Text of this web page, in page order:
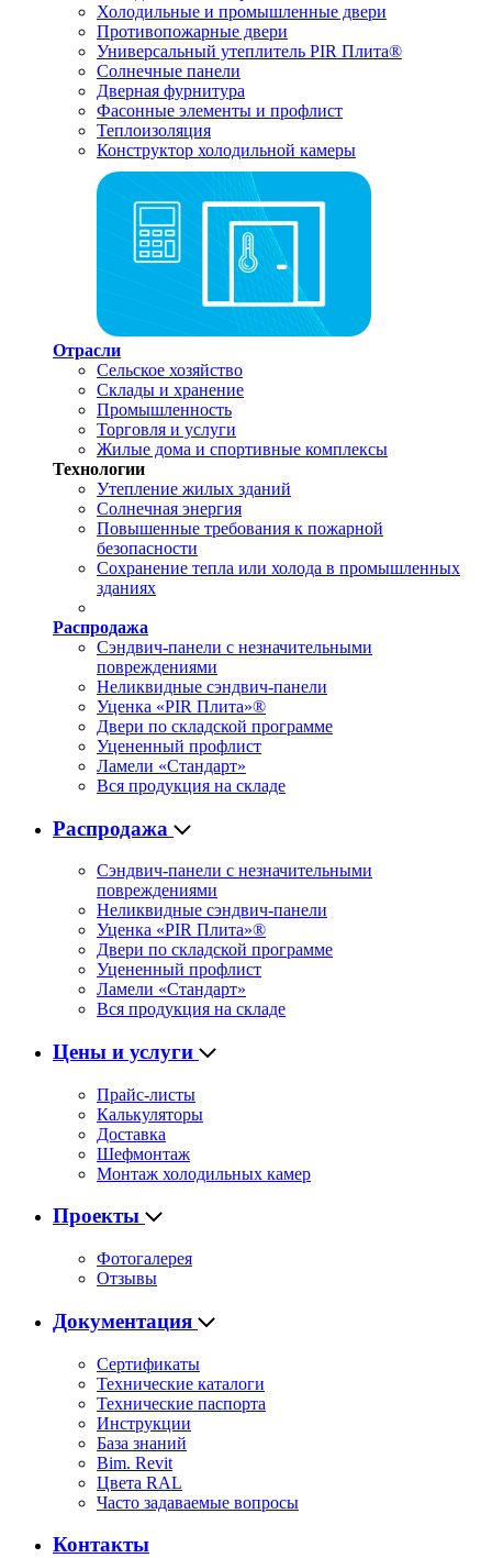
Холодильные и промышленные двери
Противопожарные двери
Универсальный утеплитель PIR Плита®
Солнечные панели
Дверная фурнитура
Фасонные элементы и профлист
Теплоизоляция
Конструктор холодильной камеры
Отрасли
Сельское хозяйство
Склады и хранение
Промышленность
Торговля и услуги
Жилые дома и спортивные комплексы
Технологии
Утепление жилых зданий
Солнечная энергия
Повышенные требования к пожарной
безопасности
Сохранение тепла или холода в промышленных
зданиях
Распродажа
Сэндвич-панели с незначительными
повреждениями
Неликвидные сэндвич-панели
Уценка «PIR Плита»®
Двери по складской программе
Уцененный профлист
Ламели «Стандарт»
Вся продукция на складе
Распродажа
Сэндвич-панели с незначительными
повреждениями
Неликвидные сэндвич-панели
Уценка «PIR Плита»®
Двери по складской программе
Уцененный профлист
Ламели «Стандарт»
Вся продукция на складе
Цены и услуги
Прайс-листы
Калькуляторы
Доставка
Шефмонтаж
Монтаж холодильных камер
Проекты
Фотогалерея
Отзывы
Документация
Сертификаты
Технические каталоги
Технические паспорта
Инструкции
База знаний
Bim. Revit
Цвета RAL
Часто задаваемые вопросы
Контакты